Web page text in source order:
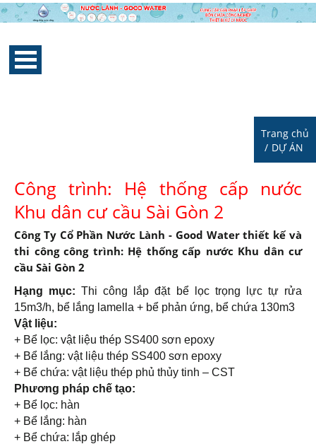
Trang chủ
/ DỰ ÁN
Công trình: Hệ thống cấp nước
Khu dân cư cầu Sài Gòn 2
Công Ty Cổ Phần Nước Lành - Good Water thiết kế và
thi công công trình: Hệ thống cấp nước Khu dân cư
cầu Sài Gòn 2
Hạng mục:Thi công lắp đặt bể lọc trọng lực tự rửa
15m3/h, bể lắng lamella + bể phản ứng, bể chứa 130m3
Vật liệu:
+ Bể lọc: vật liệu thép SS400 sơn epoxy
+ Bể lắng: vật liệu thép SS400 sơn epoxy
+ Bể chứa: vật liệu thép phủ thủy tinh – CST
Phương pháp chế tạo:
+ Bể lọc: hàn
+ Bể lắng: hàn
+ Bể chứa: lắp ghép